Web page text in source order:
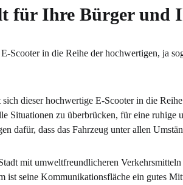
für Ihre Bürger und
in die Reihe der hochwertigen, ja
dieser hochwertige E-Scooter in die
Situationen zu überbrücken, für eine ruhige
dafür, dass das Fahrzeug unter allen
mit umweltfreundlicheren
seine Kommunikationsfläche ein gutes